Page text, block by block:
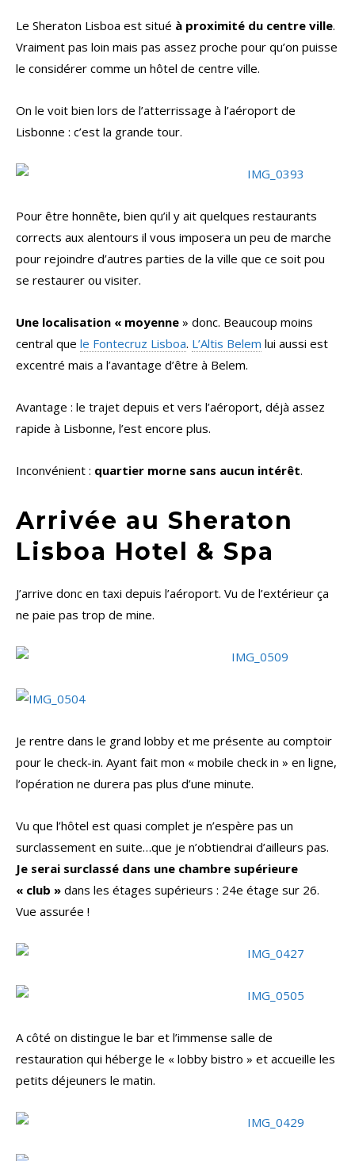
Le Sheraton Lisboa est situé à proximité du centre ville.
Vraiment pas loin mais pas assez proche pour qu’on puisse
le considérer comme un hôtel de centre ville.
On le voit bien lors de l’atterrissage à l’aéroport de
Lisbonne : c’est la grande tour.
Pour être honnête, bien qu’il y ait quelques restaurants
corrects aux alentours il vous imposera un peu de marche
pour rejoindre d’autres parties de la ville que ce soit pou
se restaurer ou visiter.
Une localisation « moyenne » donc. Beaucoup moins
central que le Fontecruz Lisboa. L’Altis Belem lui aussi est
excentré mais a l’avantage d’être à Belem.
Avantage : le trajet depuis et vers l’aéroport, déjà assez
rapide à Lisbonne, l’est encore plus.
Inconvénient : quartier morne sans aucun intérêt.
Arrivée au Sheraton
Lisboa Hotel & Spa
J’arrive donc en taxi depuis l’aéroport. Vu de l’extérieur ça
ne paie pas trop de mine.
Je rentre dans le grand lobby et me présente au comptoir
pour le check-in. Ayant fait mon « mobile check in » en ligne,
l’opération ne durera pas plus d’une minute.
Vu que l’hôtel est quasi complet je n’espère pas un
surclassement en suite…que je n’obtiendrai d’ailleurs pas.
Je serai surclassé dans une chambre supérieure
« club » dans les étages supérieurs : 24e étage sur 26.
Vue assurée !
A côté on distingue le bar et l’immense salle de
restauration qui héberge le « lobby bistro » et accueille les
petits déjeuners le matin.